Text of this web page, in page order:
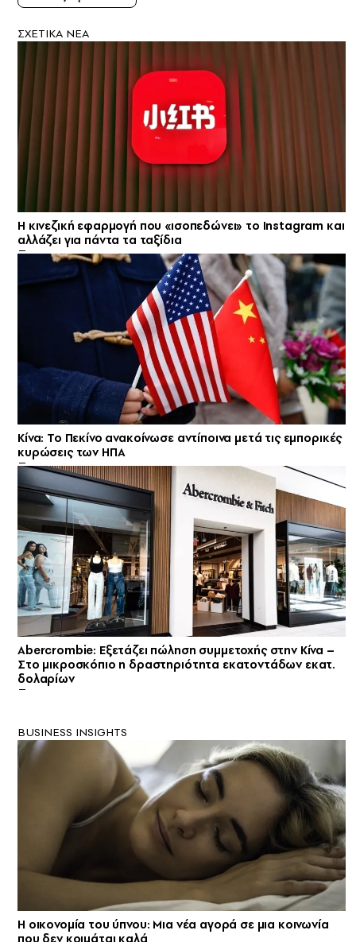
ΣXETIKA NEA
Η κινεζική εφαρμογή που «ισοπεδώνει» το Instagram και
αλλάζει για πάντα τα ταξίδια
Κίνα: Το Πεκίνο ανακοίνωσε αντίποινα μετά τις εμπορικές
κυρώσεις των ΗΠΑ
Abercrombie: Εξετάζει πώληση συμμετοχής στην Κίνα –
Στο μικροσκόπιο η δραστηριότητα εκατοντάδων εκατ.
δολαρίων
BUSINESS INSIGHTS
Η οικονομία του ύπνου: Μια νέα αγορά σε μια κοινωνία